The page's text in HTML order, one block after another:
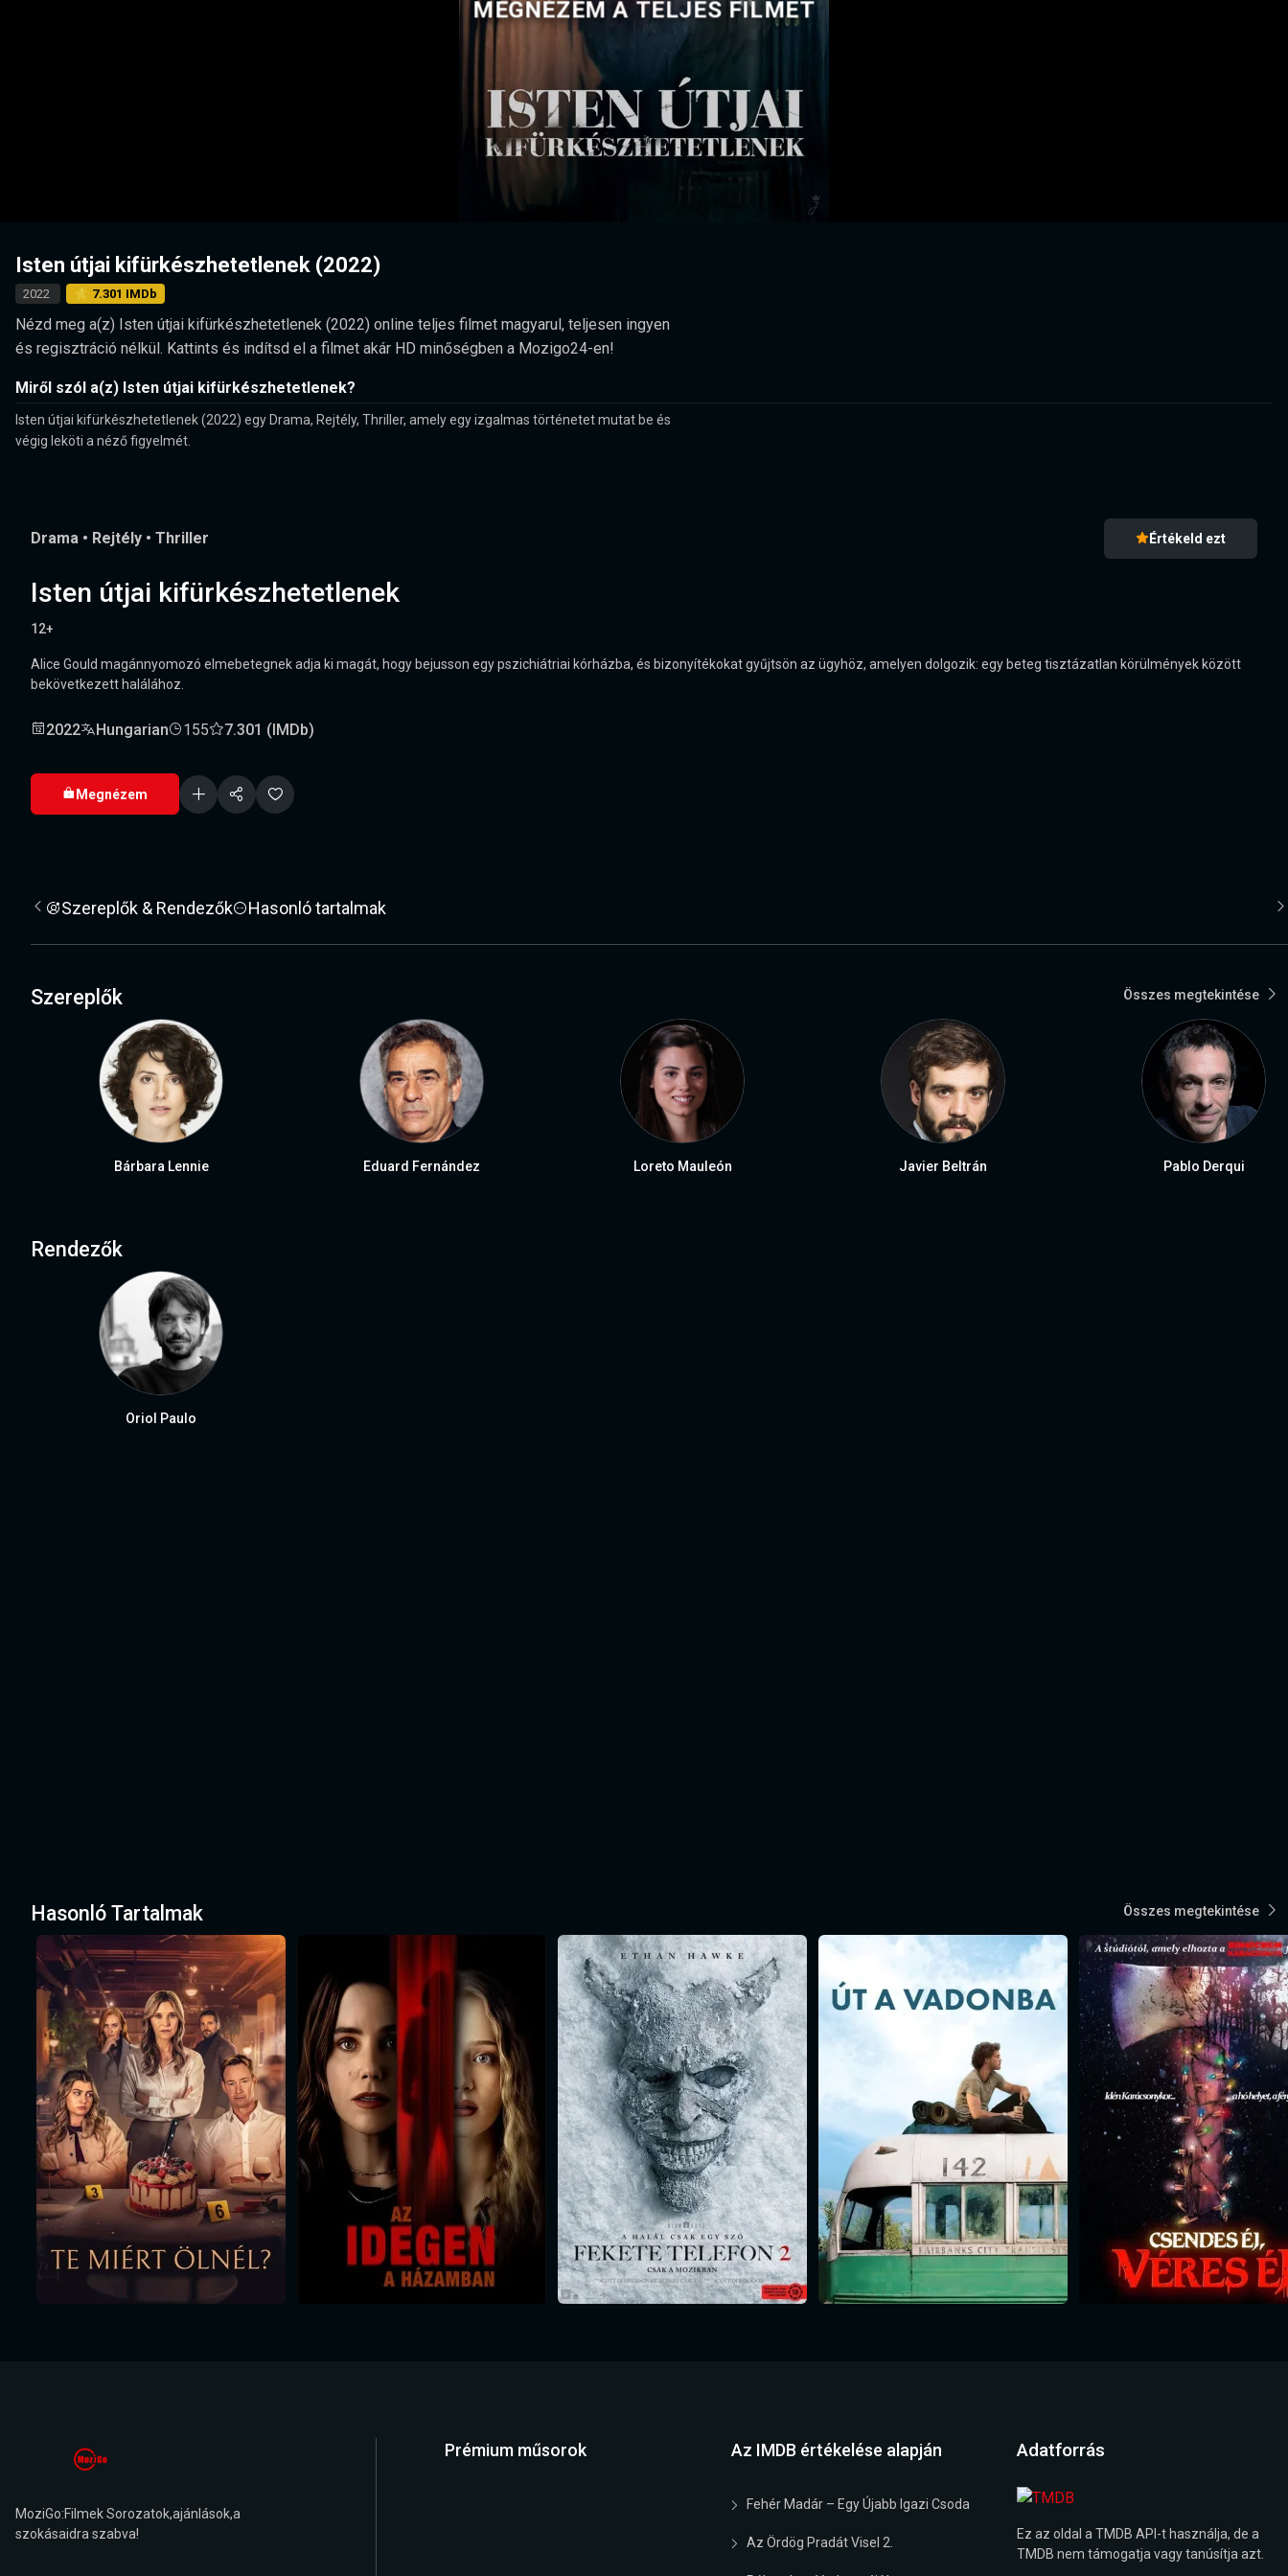
MEGNÉZEM A TELJES FILMET
Isten útjai kifürkészhetetlenek (2022)
2022 ⭐ 7.301 IMDb
Nézd meg a(z) Isten útjai kifürkészhetetlenek (2022) online teljes filmet magyarul, teljesen ingyen
és regisztráció nélkül. Kattints és indítsd el a filmet akár HD minőségben a Mozigo24-en!
Miről szól a(z) Isten útjai kifürkészhetetlenek?
Isten útjai kifürkészhetetlenek (2022) egy Drama, Rejtély, Thriller, amely egy izgalmas történetet mutat be és
végig leköti a néző figyelmét.
Drama • Rejtély • Thriller Értékeld ezt
Isten útjai kifürkészhetetlenek
12+
Alice Gould magánnyomozó elmebetegnek adja ki magát, hogy bejusson egy pszichiátriai kórházba, és bizonyítékokat gyűjtsön az ügyhöz, amelyen dolgozik: egy beteg tisztázatlan körülmények között
bekövetkezett halálához.
2022 Hungarian 155 7.301 (IMDb)
Megnézem
Szereplők & Rendezők Hasonló tartalmak
Szereplők Összes megtekintése
Bárbara Lennie Eduard Fernández Loreto Mauleón Javier Beltrán Pablo Derqui
Rendezők
Oriol Paulo
Hasonló Tartalmak Összes megtekintése
MoziGo:Filmek Sorozatok,ajánlások,a
szokásaidra szabva!
Prémium műsorok Az IMDB értékelése alapján
Fehér Madár – Egy Újabb Igazi Csoda
Az Ördög Pradát Visel 2.
Adatforrás
Ez az oldal a TMDB API-t használja, de a
TMDB nem támogatja vagy tanúsítja azt.